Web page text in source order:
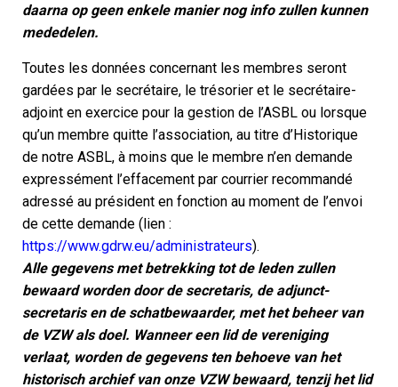
daarna op geen enkele manier nog info zullen kunnen
mededelen.
Toutes les données concernant les membres seront
gardées par le secrétaire, le trésorier et le secrétaire-
adjoint en exercice pour la gestion de l’ASBL ou lorsque
qu’un membre quitte l’association, au titre d’Historique
de notre ASBL, à moins que le membre n’en demande
expressément l’effacement par courrier recommandé
adressé au président en fonction au moment de l’envoi
de cette demande (lien :
https://www.gdrw.eu/administrateurs).
Alle gegevens met betrekking tot de leden zullen
bewaard worden door de secretaris, de adjunct-
secretaris en de schatbewaarder, met het beheer van
de VZW als doel. Wanneer een lid de vereniging
verlaat, worden de gegevens ten behoeve van het
historisch archief van onze VZW bewaard, tenzij het lid